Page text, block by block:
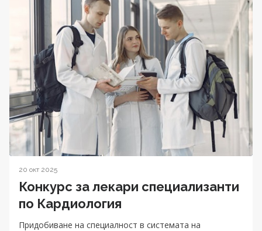
20 окт 2025
Конкурс за лекари специализанти
по Кардиология
Придобиване на специалност в системата на